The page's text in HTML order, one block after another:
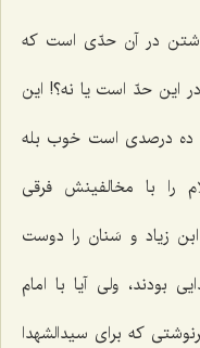
در آن حدّی است که
این حدّ است یا نه؟! این
ده درصدی است خوب بله
را با مخالفینش فرقی
زیاد و سَنان را دوست
بودند، ولی آیا با امام
که برای سیدالشهدا